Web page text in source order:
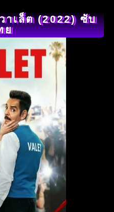
าเล็ต (2022) ซับ
ย